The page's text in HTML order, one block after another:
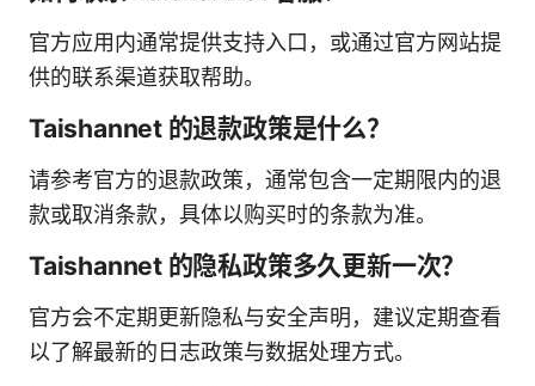
官方应用内通常提供支持入口，或通过官方网站提
供的联系渠道获取帮助。
Taishannet 的退款政策是什么？
请参考官方的退款政策，通常包含一定期限内的退
款或取消条款，具体以购买时的条款为准。
Taishannet 的隐私政策多久更新一次？
官方会不定期更新隐私与安全声明，建议定期查看
以了解最新的日志政策与数据处理方式。